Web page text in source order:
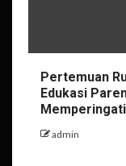
Pertemuan
Edukasi
admin